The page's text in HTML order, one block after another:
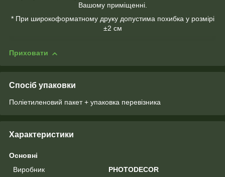
Вашому приміщенні.
* При широкоформатному друку допустима похибка у розмірі
±2 см
Приховати
Спосіб упаковки
Поліетиленовий пакет + упаковка перевізника
Характеристики
Основні
Виробник
PHOTODECOR